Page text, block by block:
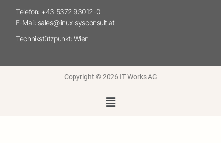
Telefon: +43 5372 93012-0
E-Mail: sales@linux-sysconsult.at
Technikstützpunkt: Wien
Copyright © 2026 IT Works AG
Menü